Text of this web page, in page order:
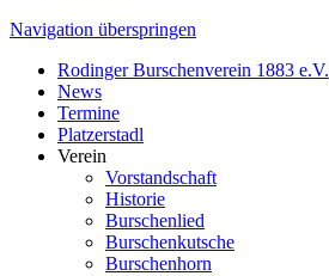
Navigation überspringen
Rodinger Burschenverein 1883 e.V.
News
Termine
Platzerstadl
Verein
Vorstandschaft
Historie
Burschenlied
Burschenkutsche
Burschenhorn